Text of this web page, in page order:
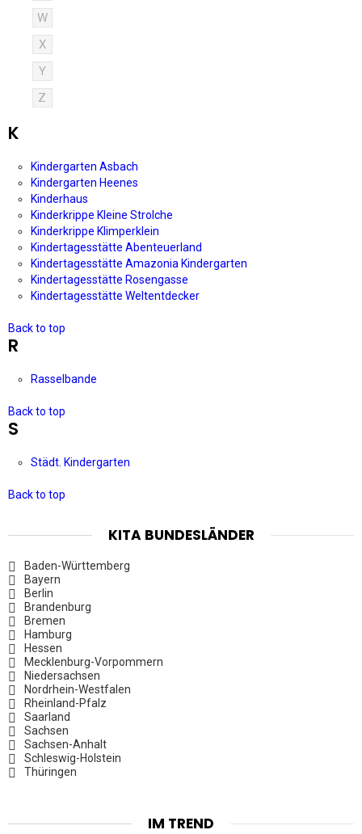
W
X
Y
Z
K
Kindergarten Asbach
Kindergarten Heenes
Kinderhaus
Kinderkrippe Kleine Strolche
Kinderkrippe Klimperklein
Kindertagesstätte Abenteuerland
Kindertagesstätte Amazonia Kindergarten
Kindertagesstätte Rosengasse
Kindertagesstätte Weltentdecker
Back to top
R
Rasselbande
Back to top
S
Städt. Kindergarten
Back to top
KITA BUNDESLÄNDER
Baden-Württemberg
Bayern
Berlin
Brandenburg
Bremen
Hamburg
Hessen
Mecklenburg-Vorpommern
Niedersachsen
Nordrhein-Westfalen
Rheinland-Pfalz
Saarland
Sachsen
Sachsen-Anhalt
Schleswig-Holstein
Thüringen
IM TREND